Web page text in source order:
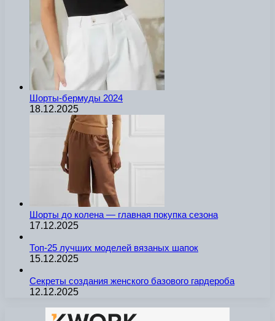
Шорты-бермуды 2024
18.12.2025
Шорты до колена — главная покупка сезона
17.12.2025
Топ-25 лучших моделей вязаных шапок
15.12.2025
Секреты создания женского базового гардероба
12.12.2025